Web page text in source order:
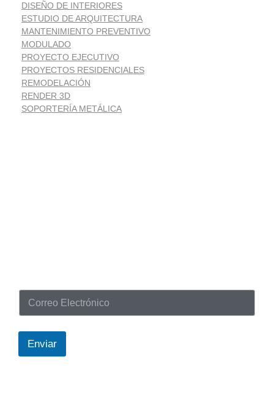
DISEÑO DE INTERIORES
ESTUDIO DE ARQUITECTURA
MANTENIMIENTO PREVENTIVO
MODULADO
PROYECTO EJECUTIVO
PROYECTOS RESIDENCIALES
REMODELACIÓN
RENDER 3D
SOPORTERÍA METÁLICA
r
r
o
Enviar